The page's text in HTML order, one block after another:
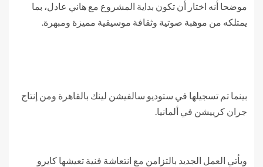
موضحا أنه اختار أن تكون بداية المشروع مع هاني عادل، بما
يمتلكه من موهبة صوتية وثقافة موسيقية مميزة ومبهرة.
بينما تم تسجيلها في ستوديو سالفيشن لينك بالقاهرة ومن إنتاج
جران كرييشن في ألمانيا.
ويأتي العمل الجديد بالتزامن مع انتعاشة فنية تعيشها كايرو